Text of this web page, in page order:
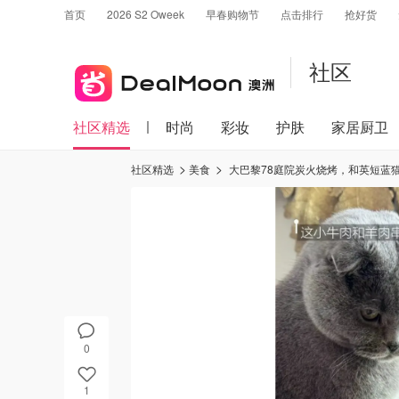
首页 2026 S2 Oweek 早春购物节 点击排行 抢好货
社区
社区精选 时尚 彩妆 护肤 家居厨卫
0
1
社区精选 美食 大巴黎78庭院炭火烧烤，和英短蓝